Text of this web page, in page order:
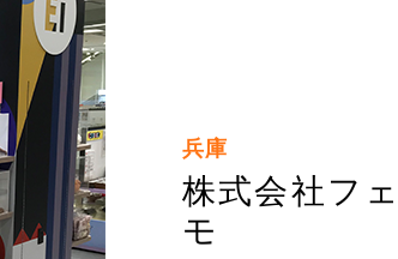
兵庫
株式会社フ
モ